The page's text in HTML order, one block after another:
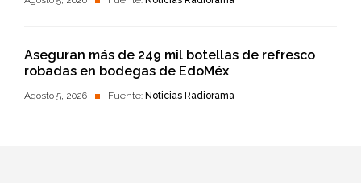
Aseguran más de 249 mil botellas de refresco
robadas en bodegas de EdoMéx
Agosto 5, 2026 Fuente: Noticias Radiorama